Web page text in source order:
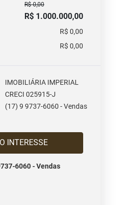
R$ 0,00
R$ 1.000.000,00
R$ 0,00
R$ 0,00
IMOBILIÁRIA IMPERIAL
CRECI 025915-J
(17) 9 9737-6060 - Vendas
TENHO INTERESSE
6060 - Vendas